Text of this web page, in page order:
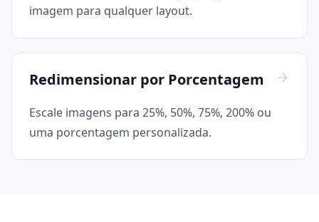
imagem para qualquer layout.
Redimensionar por Porcentagem
Escale imagens para 25%, 50%, 75%, 200% ou
uma porcentagem personalizada.